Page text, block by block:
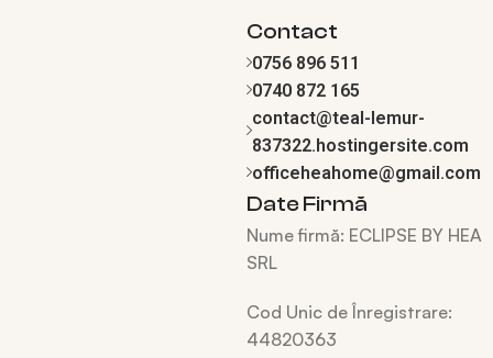
Contact
0756 896 511
0740 872 165
contact@teal-lemur-
837322.hostingersite.com
officeheahome@gmail.com
Date Firmă
Nume firmă: ECLIPSE BY HEA
SRL
Cod Unic de Înregistrare:
44820363